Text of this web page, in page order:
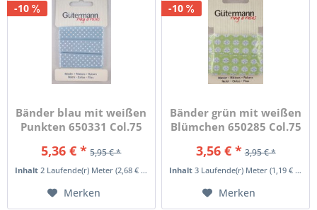
-10
Bänder blau mit weißen
Punkten 650331 Col.75
5,36 € * 5,95 € *
Inhalt 2 Laufende(r) Meter(2,68 € * / 1 Laufende(r) Meter)
Merken
-10
Bänder grün mit weißen
Blümchen 650285 Col.75
3,56 € * 3,95 € *
Inhalt3 Laufende(r) Meter(1,19 € * / 1 Laufende(r) Meter)
Merken